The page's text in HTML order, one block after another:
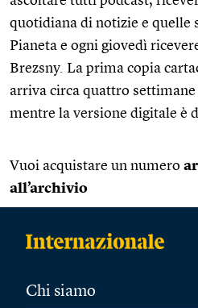
quotidiana di notizie e quelle
Pianeta e ogni giovedì
Brezsny. La prima copia
arriva circa quattro
mentre la versione digitale è
Vuoi acquistare un numero
all’archivio
Chi siamo